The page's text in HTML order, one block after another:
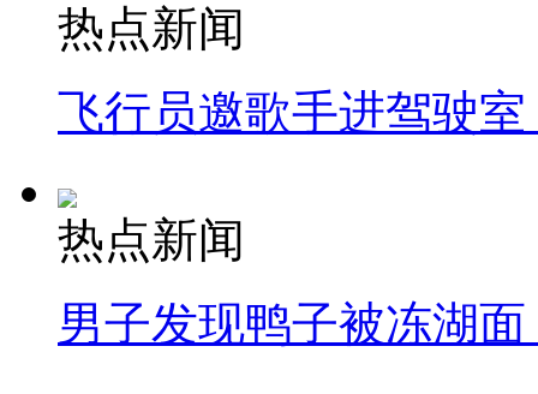
热点新闻
飞行员邀歌手进驾驶
热点新闻
男子发现鸭子被冻湖